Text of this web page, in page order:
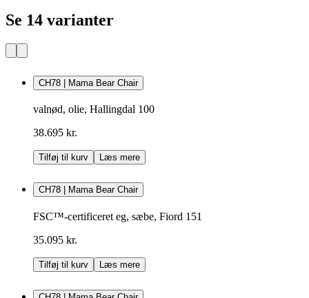
Se 14 varianter
CH78 | Mama Bear Chair
valnød, olie, Hallingdal 100
38.695 kr.
Tilføj til kurv Læs mere
CH78 | Mama Bear Chair
FSC™-certificeret eg, sæbe, Fiord 151
35.095 kr.
Tilføj til kurv Læs mere